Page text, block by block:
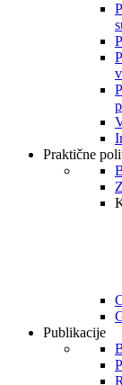
Praktične
Publikacije